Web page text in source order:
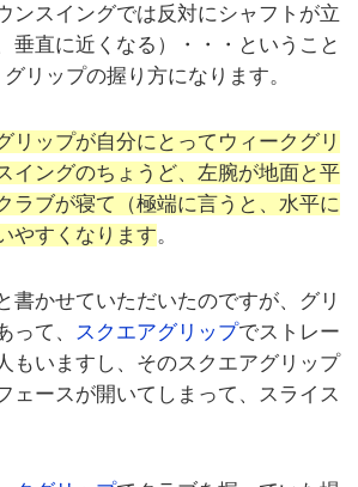
ンスイングでは反対にシャフトが立
垂直に近くなる）・・・ということ
リップの握り方になります。
リップが自分にとってウィークグリ
イングのちょうど、左腕が地面と平
ラブが寝て（極端に言うと、水平に
やすくなります。
書かせていただいたのですが、グリ
って、 スクエアグリップでストレー
もいますし、そのスクエアグリップ
ェースが開いてしまって、スライス